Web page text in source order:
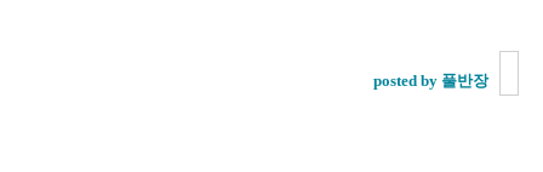
posted by 풀반장